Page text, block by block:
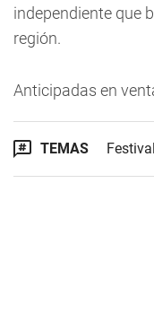
independiente que
región.
Anticipadas en
TEMAS Festival